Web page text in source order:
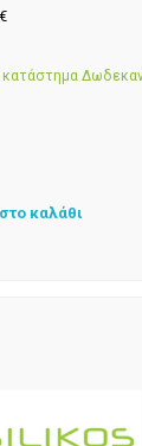
€
κατάστημα
καλάθι